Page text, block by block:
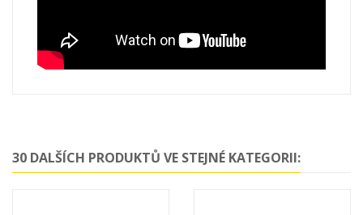
30 DALŠÍCH PRODUKTŮ VE STEJNÉ KATEGORII: